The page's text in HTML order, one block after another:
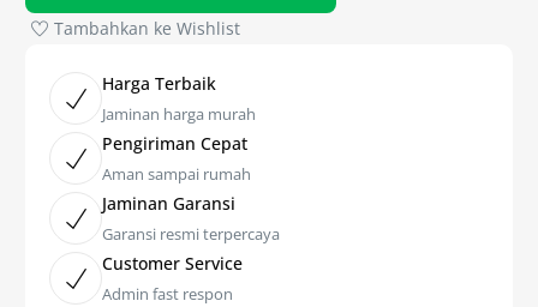
Tambahkan ke Wishlist
Harga Terbaik
Jaminan harga murah
Pengiriman Cepat
Aman sampai rumah
Jaminan Garansi
Garansi resmi terpercaya
Customer Service
Admin fast respon